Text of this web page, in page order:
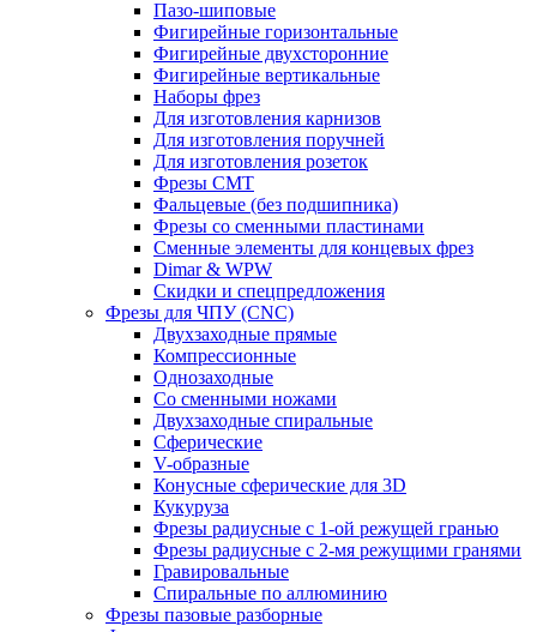
Пазо-шиповые
Фигирейные горизонтальные
Фигирейные двухсторонние
Фигирейные вертикальные
Наборы фрез
Для изготовления карнизов
Для изготовления поручней
Для изготовления розеток
Фрезы CMT
Фальцевые (без подшипника)
Фрезы со сменными пластинами
Сменные элементы для концевых фрез
Dimar & WPW
Скидки и спецпредложения
Фрезы для ЧПУ (CNC)
Двухзаходные прямые
Компрессионные
Однозаходные
Со сменными ножами
Двухзаходные спиральные
Сферические
V-образные
Конусные сферические для 3D
Кукуруза
Фрезы радиусные с 1-ой режущей гранью
Фрезы радиусные с 2-мя режущими гранями
Гравировальные
Cпиральные по аллюминию
Фрезы пазовые разборные